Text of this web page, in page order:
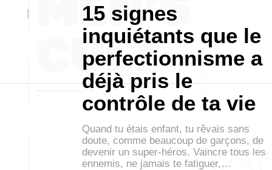
15 signes
inquiétants que le
perfectionnisme a
déjà pris le
contrôle de ta vie
Quand tu étais enfant, tu rêvais sans
doute, comme beaucoup de garçons, de
devenir un super-héros. Vaincre tous les
ennemis, ne jamais te fatiguer,…